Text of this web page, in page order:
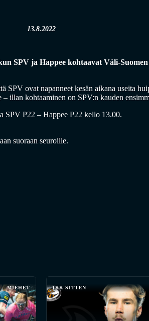
13.8.2022
SPV ja Happee kohtaavat Väli-Suomen
SPV ovat napanneet kesän aikana useita
illan kohtaaminen on SPV:n kauden
SPV P22 – Happee P22 kello 13.00.
suoraan seuroille.
MIEHET 1KK SITTEN